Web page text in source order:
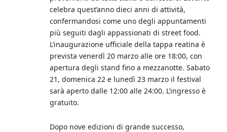
celebra quest’anno dieci anni di attività,
confermandosi come uno degli appuntamenti
più seguiti dagli appassionati di street food.
L’inaugurazione ufficiale della tappa reatina è
prevista venerdì 20 marzo alle ore 18:00, con
apertura degli stand fino a mezzanotte. Sabato
21, domenica 22 e lunedì 23 marzo il festival
sarà aperto dalle 12:00 alle 24:00. L’ingresso è
gratuito.
Dopo nove edizioni di grande successo,